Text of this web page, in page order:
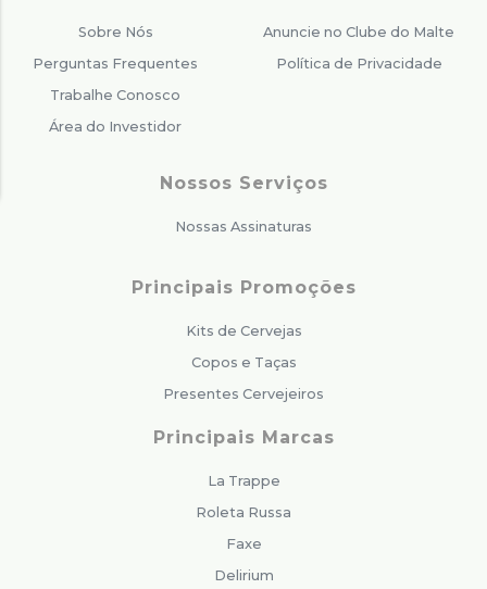
Sobre Nós
Perguntas Frequentes
Trabalhe Conosco
Área do Investidor
Anuncie no Clube do Malte
Política de Privacidade
Nossos Serviços
Nossas Assinaturas
Principais Promoções
Kits de Cervejas
Copos e Taças
Presentes Cervejeiros
Principais Marcas
La Trappe
Roleta Russa
Faxe
Delirium